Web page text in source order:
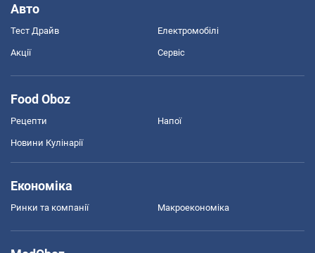
Авто
Тест Драйв Електромобілі
Акції Сервіс
Food Oboz
Рецепти Напої
Новини Кулінарії
Економіка
Ринки та компанії Макроекономіка